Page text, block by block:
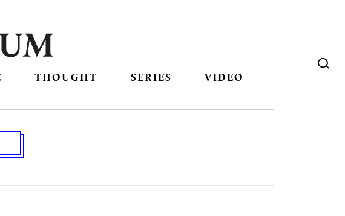
THOUGHT SERIES VIDEO